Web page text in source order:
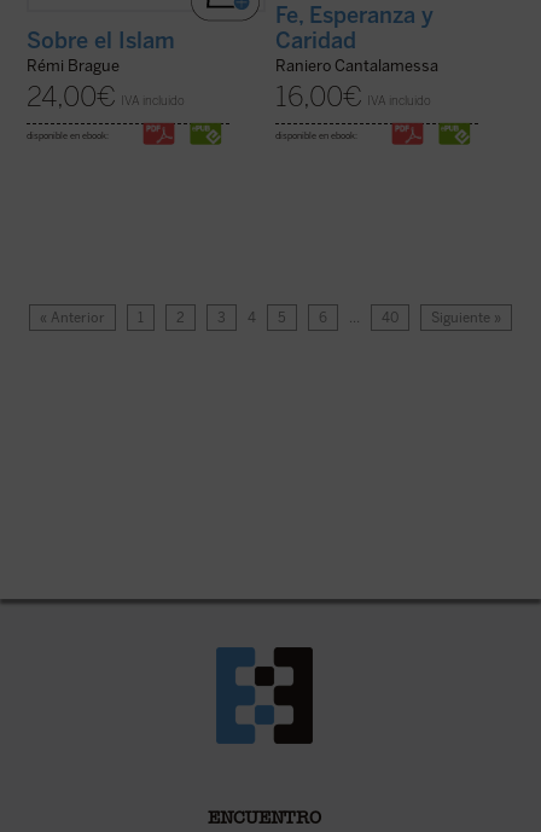
Sobre el Islam
Rémi Brague
24,00€ IVA incluido
disponible en ebook:
Fe, Esperanza y
Caridad
Raniero Cantalamessa
16,00€ IVA incluido
disponible en ebook:
« Anterior 1 2 3 4 5 6 … 40 Siguiente »
ENCUENTRO